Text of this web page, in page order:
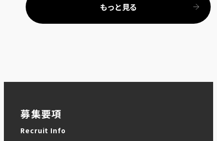
もっと見る
募集要項
Recruit Info